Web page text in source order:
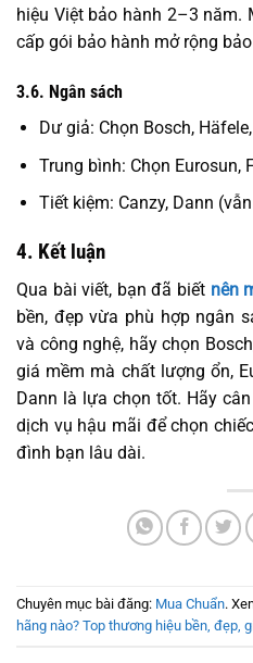
hiệu Việt bảo hành 2–3 năm.
cấp gói bảo hành mở rộng
3.6. Ngân sách
Dư giả: Chọn Bosch,
Trung bình: Chọn Eurosun,
Tiết kiệm: Canzy, Dann
4. Kết luận
Qua bài viết, bạn đã biết nên
bền, đẹp vừa phù hợp ngân
và công nghệ, hãy chọn
giá mềm mà chất lượng ổn,
Dann là lựa chọn tốt. Hãy
dịch vụ hậu mãi để chọn
đình bạn lâu dài.
Chuyên mục bài đăng: Mua Chuẩn.
hãng nào? Top thương hiệu bền, đẹp,